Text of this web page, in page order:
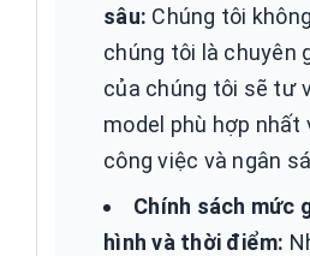
sâu: Chúng tôi
chúng tôi là chuyên
của chúng tôi sẽ tư
model phù hợp nhất
công việc và ngân
Chính sách mức
hình và thời điểm: